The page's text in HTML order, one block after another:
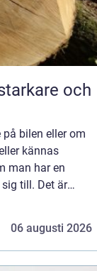
och
på bilen eller om
kännas
man har en
till. Det är
06 augusti 2026